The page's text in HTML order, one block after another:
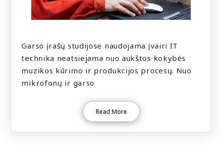
Garso įrašų studijose naudojama įvairi IT
technika neatsiejama nuo aukštos kokybės
muzikos kūrimo ir produkcijos procesų. Nuo
mikrofonų ir garso
Read More